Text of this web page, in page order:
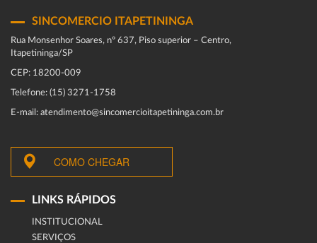
SINCOMERCIO ITAPETININGA
Rua Monsenhor Soares, nº 637, Piso superior – Centro,
Itapetininga/SP
CEP: 18200-009
Telefone: (15) 3271-1758
E-mail: atendimento@sincomercioitapetininga.com.br
COMO CHEGAR
LINKS RÁPIDOS
INSTITUCIONAL
SERVIÇOS